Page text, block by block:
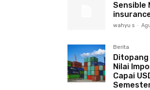
Sensible
wahyu s -
Berita
Ditopang
Nilai
Capai